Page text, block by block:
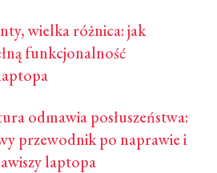
wielka różnica: jak
funkcjonalność
odmawia posłuszeństwa:
przewodnik po naprawie i
laptopa